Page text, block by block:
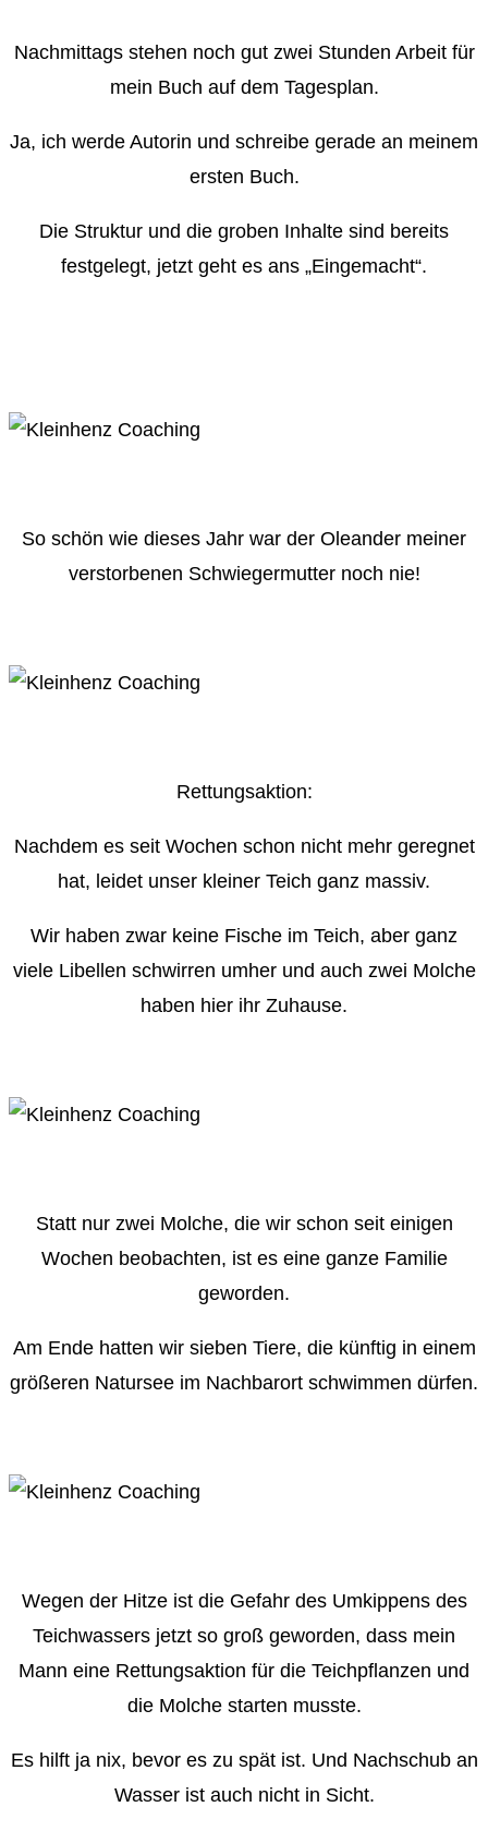
Nachmittags stehen noch gut zwei Stunden Arbeit für
mein Buch auf dem Tagesplan.
Ja, ich werde Autorin und schreibe gerade an meinem
ersten Buch.
Die Struktur und die groben Inhalte sind bereits
festgelegt, jetzt geht es ans „Eingemacht“.
So schön wie dieses Jahr war der Oleander meiner
verstorbenen Schwiegermutter noch nie!
Rettungsaktion:
Nachdem es seit Wochen schon nicht mehr geregnet
hat, leidet unser kleiner Teich ganz massiv.
Wir haben zwar keine Fische im Teich, aber ganz
viele Libellen schwirren umher und auch zwei Molche
haben hier ihr Zuhause.
Statt nur zwei Molche, die wir schon seit einigen
Wochen beobachten, ist es eine ganze Familie
geworden.
Am Ende hatten wir sieben Tiere, die künftig in einem
größeren Natursee im Nachbarort schwimmen dürfen.
Wegen der Hitze ist die Gefahr des Umkippens des
Teichwassers jetzt so groß geworden, dass mein
Mann eine Rettungsaktion für die Teichpflanzen und
die Molche starten musste.
Es hilft ja nix, bevor es zu spät ist. Und Nachschub an
Wasser ist auch nicht in Sicht.